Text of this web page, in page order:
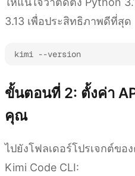
3.13 เพื่อประสิทธิภาพดีที่สุด
kimi --version
ขั้นตอนที่ 2: ตั้งค่า
คุณ
ไปยังโฟลเดอร์โปรเจกต์ข
Kimi Code CLI: